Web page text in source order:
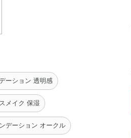
ーション 透明感
メイク 保湿
デーション オークル